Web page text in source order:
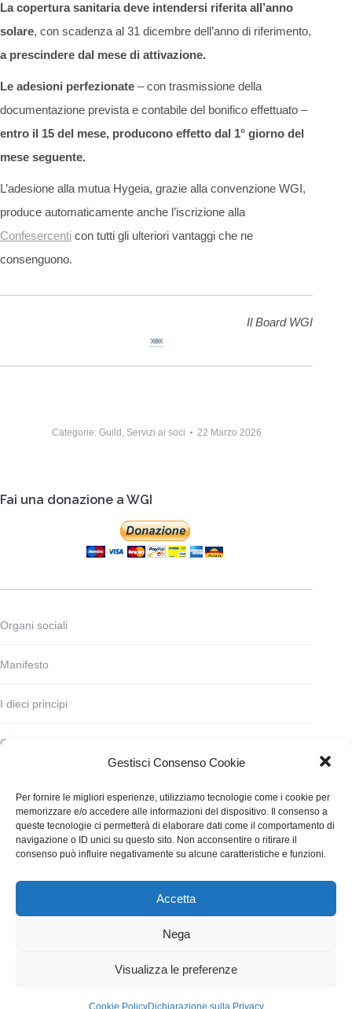
Gestisci Consenso Cookie
Per fornire le migliori esperienze, utilizziamo tecnologie come i cookie per
memorizzare e/o accedere alle informazioni del dispositivo. Il consenso a
queste tecnologie ci permetterà di elaborare dati come il comportamento di
navigazione o ID unici su questo sito. Non acconsentire o ritirare il
consenso può influire negativamente su alcune caratteristiche e funzioni.
Accetta
Nega
Visualizza le preferenze
Cookie PolicyDichiarazione sulla Privacy
La copertura sanitaria deve intendersi riferita all’anno
solare, con scadenza al 31 dicembre dell’anno di riferimento,
a prescindere dal mese di attivazione.
Le adesioni perfezionate – con trasmissione della
documentazione prevista e contabile del bonifico effettuato –
entro il 15 del mese, producono effetto dal 1° giorno del
mese seguente.
L’adesione alla mutua Hygeia, grazie alla convenzione WGI,
produce automaticamente anche l’iscrizione alla
Confesercenti con tutti gli ulteriori vantaggi che ne
consenguono.
Il Board WGI
Categorie: Guild , Servizi ai soci 22 Marzo 2026
Fai una donazione a WGI
Organi sociali
Manifesto
I dieci principi
Codice deontologico
Finanziamento
Contatti
+39 347 2461036
WGItalia